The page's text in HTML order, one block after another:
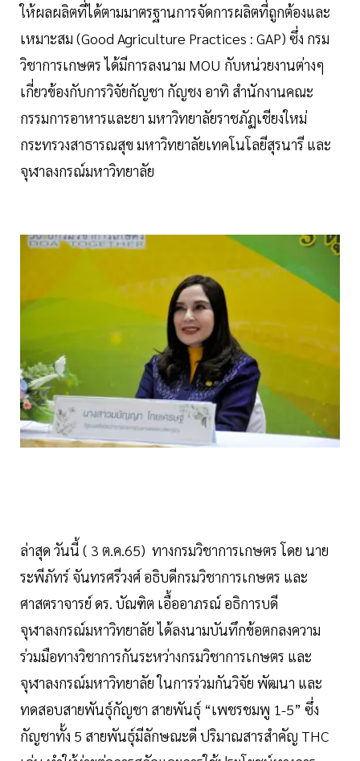
ให้ผลผลิตที่ได้ตามมาตรฐานการจัดการผลิตที่ถูกต้องและ
เหมาะสม (Good Agriculture Practices : GAP) ซึ่ง กรม
วิชาการเกษตร ได้มีการลงนาม MOU กับหน่วยงานต่างๆ
เกี่ยวข้องกับการวิจัยกัญชา กัญชง อาทิ สำนักงานคณะ
กรรมการอาหารและยา มหาวิทยาลัยราชภัฏเชียงใหม่
กระทรวงสาธารณสุข มหาวิทยาลัยเทคโนโลยีสุรนารี และ
จุฬาลงกรณ์มหาวิทยาลัย
ล่าสุด วันนี้ ( 3 ต.ค.65) ทางกรมวิชาการเกษตร โดย นาย
ระพีภัทร์ จันทรศรีวงศ์ อธิบดีกรมวิชาการเกษตร และ
ศาสตราจารย์ ดร. บัณฑิต เอื้ออาภรณ์ อธิการบดี
จุฬาลงกรณ์มหาวิทยาลัย ได้ลงนามบันทึกข้อตกลงความ
ร่วมมือทางวิชาการกันระหว่างกรมวิชาการเกษตร และ
จุฬาลงกรณ์มหาวิทยาลัย ในการร่วมกันวิจัย พัฒนา และ
ทดสอบสายพันธุ์กัญชา สายพันธุ์ “เพชรชมพู 1-5” ซึ่ง
กัญชาทั้ง 5 สายพันธุ์มีลักษณะดี ปริมาณสารสำคัญ THC